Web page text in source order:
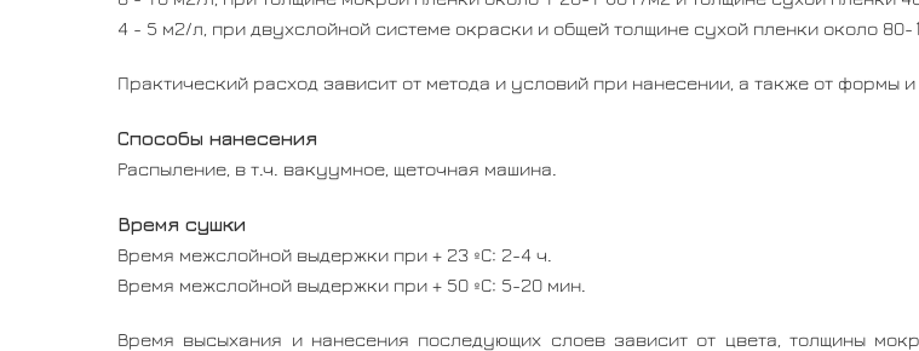
4 - 5 м2/л, при двухслойной системе окраски и общей толщине сухой пленки около 80-
Практический расход зависит от метода и условий при нанесении, а также от формы
Способы нанесения
Распыление, в т.ч. вакуумное, щеточная машина.
Время сушки
Время межслойной выдержки при + 23 ºC: 2-4 ч.
Время межслойной выдержки при + 50 ºC: 5-20 мин.
Время высыхания и нанесения последующих слоев зависит от цвета, толщины